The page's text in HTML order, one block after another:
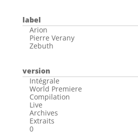
label
Arion
Pierre Verany
Zebuth
version
Intégrale
World Premiere
Compilation
Live
Archives
Extraits
0